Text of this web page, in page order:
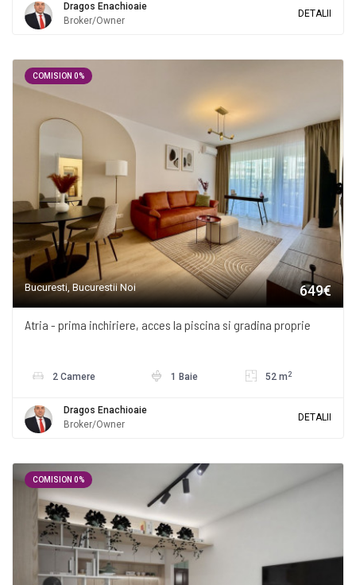
Dragos Enachioaie
Broker/Owner
DETALII
COMISION 0%
Bucuresti, Bucurestii Noi 649€
Atria - prima inchiriere, acces la piscina si gradina proprie
2 Camere 1 Baie 52 m 2
Dragos Enachioaie
Broker/Owner
DETALII
COMISION 0%